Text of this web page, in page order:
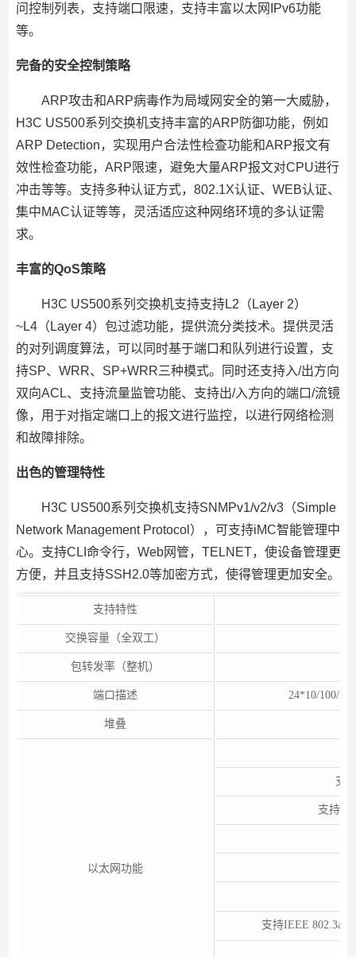
问控制列表，支持端口限速，支持丰富以太网IPv6功能
等。
完备的安全控制策略
ARP攻击和ARP病毒作为局域网安全的第一大威胁，
H3C US500系列交换机支持丰富的ARP防御功能，例如
ARP Detection，实现用户合法性检查功能和ARP报文有
效性检查功能，ARP限速，避免大量ARP报文对CPU进行
冲击等等。支持多种认证方式，802.1X认证、WEB认证、
集中MAC认证等等，灵活适应这种网络环境的多认证需
求。
丰富的QoS策略
H3C US500系列交换机支持支持L2（Layer 2）
~L4（Layer 4）包过滤功能，提供流分类技术。提供灵活
的对列调度算法，可以同时基于端口和队列进行设置，支
持SP、WRR、SP+WRR三种模式。同时还支持入/出方向
双向ACL、支持流量监管功能、支持出/入方向的端口/流镜
像，用于对指定端口上的报文进行监控，以进行网络检测
和故障排除。
出色的管理特性
H3C US500系列交换机支持SNMPv1/v2/v3（Simple
Network Management Protocol），可支持iMC智能管理中
心。支持CLI命令行，Web网管，TELNET，使设备管理更
方便，并且支持SSH2.0等加密方式，使得管理更加安全。
支持特性
交换容量（全双工）
包转发率（整机）
端口描述 24*10/100/
堆叠
以太网功能
支
支持端
支持IEEE 802.3ad